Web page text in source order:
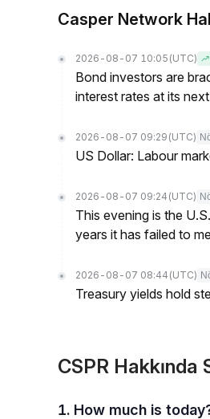
Casper Network
2026-08-07 10:05 (UTC)
Bond investors are
interest rates at its
2026-08-07 09:29 (UTC)
US Dollar: Labour
2026-08-07 09:24 (UTC)
This evening is the
years it has failed to
2026-08-07 08:44 (UTC)
Treasury yields hold
CSPR
1. How much is